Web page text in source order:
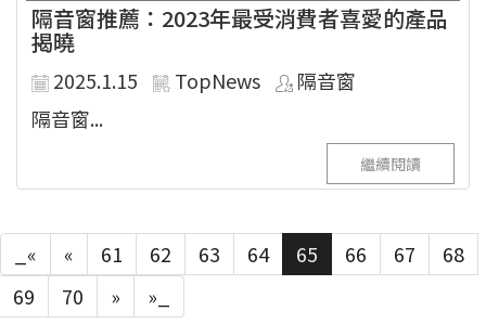
隔音窗推薦：2023年最受消費者喜愛的產品
揭曉
2025.1.15 TopNews
隔音窗
隔音窗...
繼續閱讀
_« « 61 62 63 64 65 66 67
68
69
70 » »_